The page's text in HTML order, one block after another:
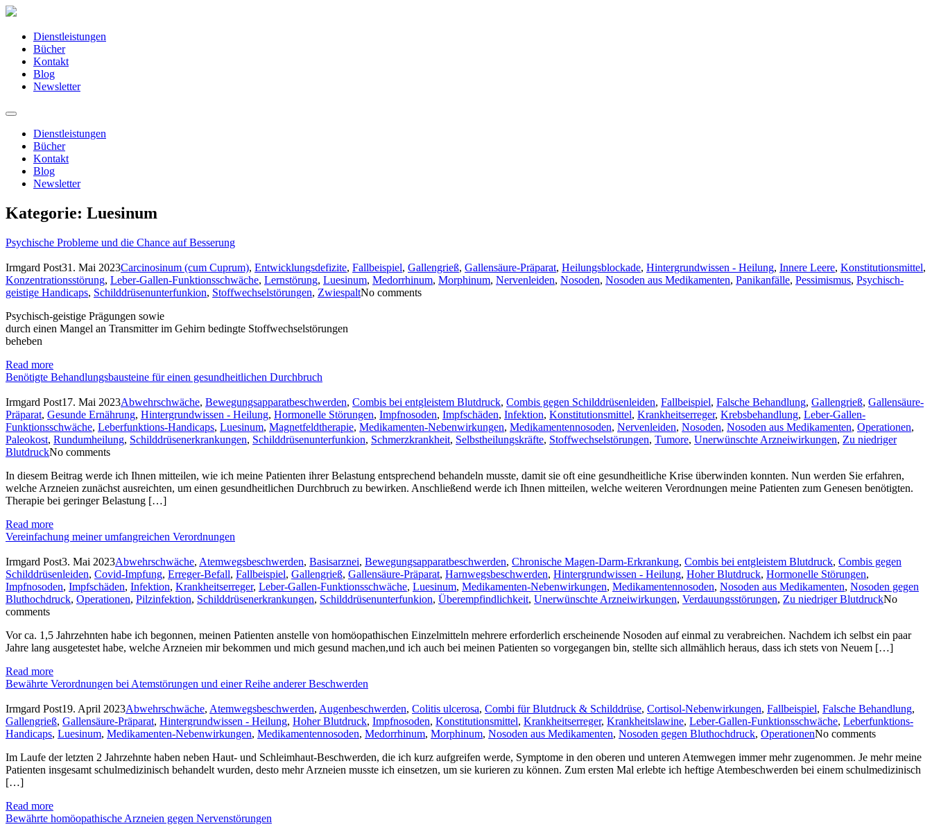
Dienstleistungen
Bücher
Kontakt
Blog
Newsletter
Dienstleistungen
Bücher
Kontakt
Blog
Newsletter
Kategorie: Luesinum
Psychische Probleme und die Chance auf Besserung
Irmgard Post31. Mai 2023Carcinosinum (cum Cuprum), Entwicklungsdefizite, Fallbeispiel, Gallengrieß, Gallensäure-Präparat, Heilungsblockade, Hintergrundwissen - Heilung, Innere Leere, Konstitutionsmittel,
Konzentrationsstörung, Leber-Gallen-Funktionsschwäche, Lernstörung, Luesinum, Medorrhinum, Morphinum, Nervenleiden, Nosoden, Nosoden aus Medikamenten, Panikanfälle, Pessimismus, Psychisch-
geistige Handicaps, Schilddrüsenunterfunkion, Stoffwechselstörungen, ZwiespaltNo comments
Psychisch-geistige Prägungen sowie
durch einen Mangel an Transmitter im Gehirn bedingte Stoffwechselstörungen
beheben
Read more
Benötigte Behandlungsbausteine für einen gesundheitlichen Durchbruch
Irmgard Post17. Mai 2023Abwehrschwäche, Bewegungsapparatbeschwerden, Combis bei entgleistem Blutdruck, Combis gegen Schilddrüsenleiden, Fallbeispiel, Falsche Behandlung, Gallengrieß, Gallensäure-
Präparat, Gesunde Ernährung, Hintergrundwissen - Heilung, Hormonelle Störungen, Impfnosoden, Impfschäden, Infektion, Konstitutionsmittel, Krankheitserreger, Krebsbehandlung, Leber-Gallen-
Funktionsschwäche, Leberfunktions-Handicaps, Luesinum, Magnetfeldtherapie, Medikamenten-Nebenwirkungen, Medikamentennosoden, Nervenleiden, Nosoden, Nosoden aus Medikamenten, Operationen,
Paleokost, Rundumheilung, Schilddrüsenerkrankungen, Schilddrüsenunterfunkion, Schmerzkrankheit, Selbstheilungskräfte, Stoffwechselstörungen, Tumore, Unerwünschte Arzneiwirkungen, Zu niedriger
BlutdruckNo comments
In diesem Beitrag werde ich Ihnen mitteilen, wie ich meine Patienten ihrer Belastung entsprechend behandeln musste, damit sie oft eine gesundheitliche Krise überwinden konnten. Nun werden Sie erfahren,
welche Arzneien zunächst ausreichten, um einen gesundheitlichen Durchbruch zu bewirken. Anschließend werde ich Ihnen mitteilen, welche weiteren Verordnungen meine Patienten zum Genesen benötigten.
Therapie bei geringer Belastung […]
Read more
Vereinfachung meiner umfangreichen Verordnungen
Irmgard Post3. Mai 2023Abwehrschwäche, Atemwegsbeschwerden, Basisarznei, Bewegungsapparatbeschwerden, Chronische Magen-Darm-Erkrankung, Combis bei entgleistem Blutdruck, Combis gegen
Schilddrüsenleiden, Covid-Impfung, Erreger-Befall, Fallbeispiel, Gallengrieß, Gallensäure-Präparat, Harnwegsbeschwerden, Hintergrundwissen - Heilung, Hoher Blutdruck, Hormonelle Störungen,
Impfnosoden, Impfschäden, Infektion, Krankheitserreger, Leber-Gallen-Funktionsschwäche, Luesinum, Medikamenten-Nebenwirkungen, Medikamentennosoden, Nosoden aus Medikamenten, Nosoden gegen
Bluthochdruck, Operationen, Pilzinfektion, Schilddrüsenerkrankungen, Schilddrüsenunterfunkion, Überempfindlichkeit, Unerwünschte Arzneiwirkungen, Verdauungsstörungen, Zu niedriger BlutdruckNo
comments
Vor ca. 1,5 Jahrzehnten habe ich begonnen, meinen Patienten anstelle von homöopathischen Einzelmitteln mehrere erforderlich erscheinende Nosoden auf einmal zu verabreichen. Nachdem ich selbst ein paar
Jahre lang ausgetestet habe, welche Arzneien mir bekommen und mich gesund machen,und ich auch bei meinen Patienten so vorgegangen bin, stellte sich allmählich heraus, dass ich stets von Neuem […]
Read more
Bewährte Verordnungen bei Atemstörungen und einer Reihe anderer Beschwerden
Irmgard Post19. April 2023Abwehrschwäche, Atemwegsbeschwerden, Augenbeschwerden, Colitis ulcerosa, Combi für Blutdruck & Schilddrüse, Cortisol-Nebenwirkungen, Fallbeispiel, Falsche Behandlung,
Gallengrieß, Gallensäure-Präparat, Hintergrundwissen - Heilung, Hoher Blutdruck, Impfnosoden, Konstitutionsmittel, Krankheitserreger, Krankheitslawine, Leber-Gallen-Funktionsschwäche, Leberfunktions-
Handicaps, Luesinum, Medikamenten-Nebenwirkungen, Medikamentennosoden, Medorrhinum, Morphinum, Nosoden aus Medikamenten, Nosoden gegen Bluthochdruck, OperationenNo comments
Im Laufe der letzten 2 Jahrzehnte haben neben Haut- und Schleimhaut-Beschwerden, die ich kurz aufgreifen werde, Symptome in den oberen und unteren Atemwegen immer mehr zugenommen. Je mehr meine
Patienten insgesamt schulmedizinisch behandelt wurden, desto mehr Arzneien musste ich einsetzen, um sie kurieren zu können. Zum ersten Mal erlebte ich heftige Atembeschwerden bei einem schulmedizinisch
[…]
Read more
Bewährte homöopathische Arzneien gegen Nervenstörungen